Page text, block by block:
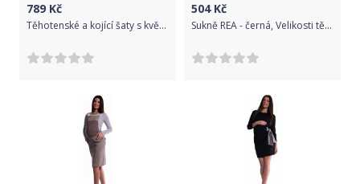
789 Kč
Těhotenské a kojící šaty s květinovým potiskem - tm. modré, Velikosti těh. moda L (40)
504Kč
Sukně REA - černá, Velikosti těh. moda XL (42)